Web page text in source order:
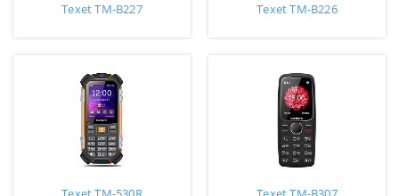
Texet TM-B227 Texet TM-B226